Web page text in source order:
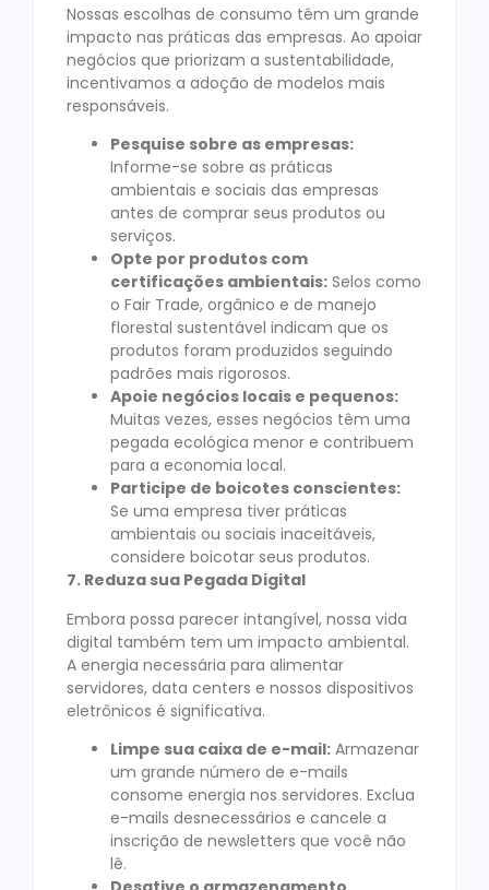
Nossas escolhas de consumo têm um grande
impacto nas práticas das empresas. Ao apoiar
negócios que priorizam a sustentabilidade,
incentivamos a adoção de modelos mais
responsáveis.
Pesquise sobre as empresas:
Informe-se sobre as práticas
ambientais e sociais das empresas
antes de comprar seus produtos ou
serviços.
Opte por produtos com
certificações ambientais: Selos como
o Fair Trade, orgânico e de manejo
florestal sustentável indicam que os
produtos foram produzidos seguindo
padrões mais rigorosos.
Apoie negócios locais e pequenos:
Muitas vezes, esses negócios têm uma
pegada ecológica menor e contribuem
para a economia local.
Participe de boicotes conscientes:
Se uma empresa tiver práticas
ambientais ou sociais inaceitáveis,
considere boicotar seus produtos.
7. Reduza sua Pegada Digital
Embora possa parecer intangível, nossa vida
digital também tem um impacto ambiental.
A energia necessária para alimentar
servidores, data centers e nossos dispositivos
eletrônicos é significativa.
Limpe sua caixa de e-mail: Armazenar
um grande número de e-mails
consome energia nos servidores. Exclua
e-mails desnecessários e cancele a
inscrição de newsletters que você não
lê.